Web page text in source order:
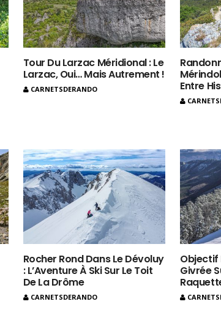
Tour Du Larzac Méridional : Le
Larzac, Oui… Mais Autrement !
CARNETSDERANDO
Entre
Rocher Rond Dans Le Dévoluy
: L’Aventure À Ski Sur Le Toit
De La Drôme
CARNETSDERANDO
Objectif
Givrée